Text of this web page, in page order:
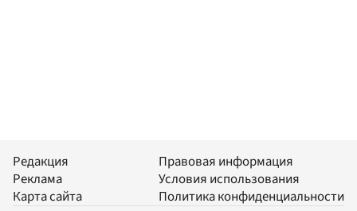
Редакция
Реклама
Карта сайта
Правовая информация
Условия использования
Политика конфиденциальности